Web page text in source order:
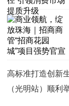
高标准打造创新
（光明站）顺利